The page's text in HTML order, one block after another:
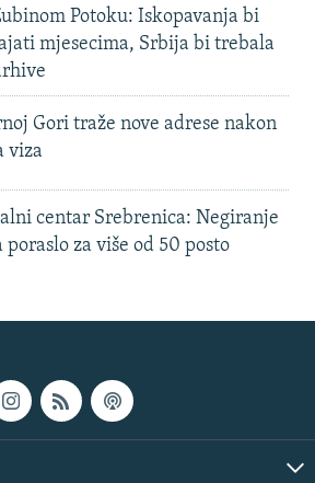
Potoku: Iskopavanja bi
mjesecima, Srbija bi trebala
Gori traže nove adrese nakon
viza
centar Srebrenica: Negiranje
poraslo za više od 50 posto